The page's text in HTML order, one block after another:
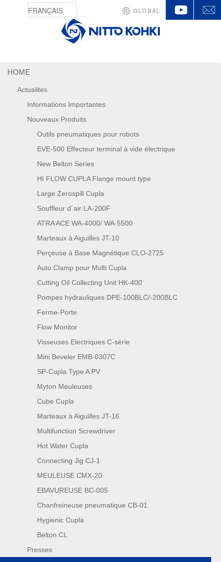
HOME
Actualites
Informations Importantes
Nouveaux Produits
Outils pneumatiques pour robots
EVE-500 Effecteur terminal à vide électrique
New Belton Series
HI FLOW CUPLA Flange mount type
Large Zerospill Cupla
Souffleur d´air LA-200F
ATRA ACE WA-4000/ WA-5500
Marteaux à Aiguilles JT-10
Perçeuse à Base Magnétique CLO-2725
Auto Clamp pour Multi Cupla
Cutting Oil Collecting Unit HK-400
Pompes hydrauliques DPE-100BLC/-200BLC
Ferme-Porte
Flow Monitor
Visseuses Electriques C-série
Mini Beveler EMB-0307C
SP-Cupla Type A PV
Myton Meuleuses
Cube Cupla
Marteaux à Aiguilles JT-16
Multifunction Screwdriver
Hot Water Cupla
Connecting Jig CJ-1
MEULEUSE CMX-20
EBAVUREUSE BC-005
Chanfreineuse pneumatique CB-01
Hygienic Cupla
Belton CL
Presses
GLOBAL